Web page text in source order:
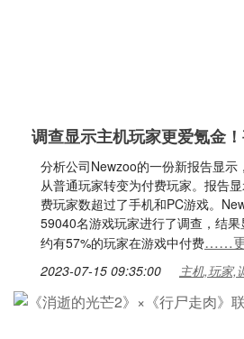
调查显示主机玩家更爱氪金
分析公司Newzoo的一份新报告显示
从普通玩家转变为付费玩家。报告
费玩家数超过了手机和PC游戏。
59040名游戏玩家进行了调查，结果
约有57%的玩家在游戏中付费……
2023-07-15 09:35:00 主机,玩家,